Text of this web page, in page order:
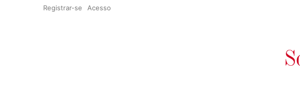
Registrar-se Acesso